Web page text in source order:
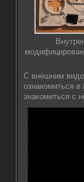
С внешним
ознакомиться
знакомиться с